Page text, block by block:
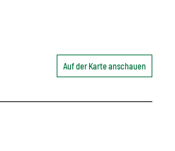
Auf der Karte anschauen